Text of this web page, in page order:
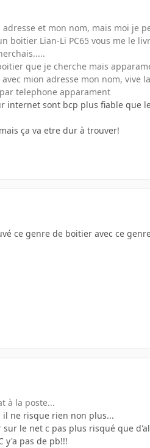
et mon nom, mais moi je
boitier Lian-Li PC65 vous me le
que je cherche mais
mion adresse mon nom, vive
telephone apparament
internet sont bcp plus fiable
ça va etre dur à trouver!
ce genre de boitier avec ce
à la poste...
ne risque rien non plus...
le net c pas plus risqué que
y'a pas de pb!!!